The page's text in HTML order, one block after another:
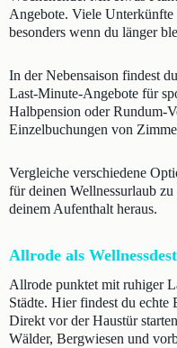
Angebote. Viele
besonders wenn du länger
In der Nebensaison findest
Last-Minute-Angebote für
Halbpension oder Rundum-
Einzelbuchungen von
Vergleiche verschiedene
für deinen Wellnessurlaub
deinem Aufenthalt heraus.
Allrode als
Allrode punktet mit ruhiger
Städte. Hier findest du echte
Direkt vor der Haustür
Wälder, Bergwiesen und